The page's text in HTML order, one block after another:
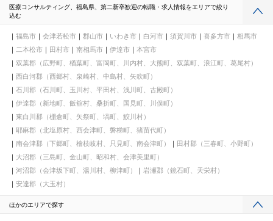
医療コンサルティング、福島県、第二新卒歓迎の転職・求人情報をエリアで絞り
込む
福島市 会津若松市 郡山市 いわき市 白河市 須賀川市 喜多方市
相馬市
二本松市
田村市 南相馬市 伊達市
本宮市
双葉郡（広野町、楢葉町、富岡町、川内村、大熊町、双葉町、浪江町、葛尾村）
西白河郡（西郷村、泉崎村、中島村、矢吹町）
石川郡（石川町、玉川村、平田村、浅川町、古殿町）
伊達郡（新地町、飯舘村、桑折町、国見町、川俣町）
東白川郡（棚倉町、矢祭町、塙町、鮫川村）
耶麻郡（北塩原村、西会津町、磐梯町、猪苗代町）
南会津郡（下郷町、檜枝岐村、只見町、南会津町）
田村郡（三春町、小野町）
大沼郡（三島町、金山町、昭和村、会津美里町）
河沼郡（会津坂下町、湯川村、柳津町）
岩瀬郡（鏡石町、天栄村）
安達郡（大玉村）
ほかのエリアで探す